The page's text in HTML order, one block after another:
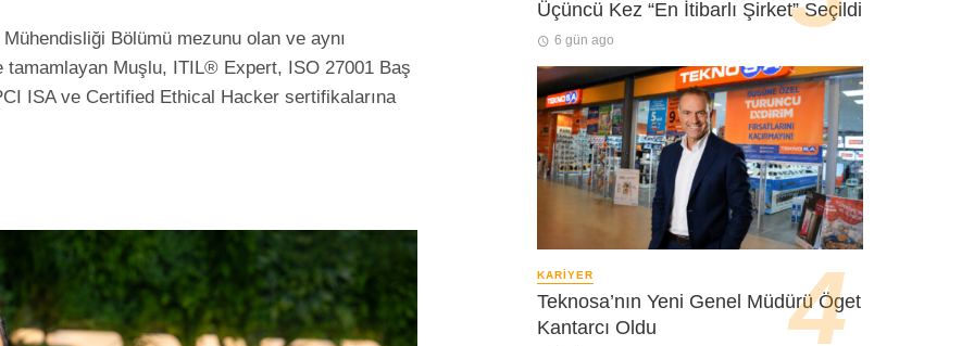
Bölümü mezunu olan ve aynı
Muşlu, ITIL® Expert, ISO 27001 Baş
ISA ve Certified Ethical Hacker sertifikalarına
Üçüncü Kez “En İtibarlı Şirket” Seçildi
6 gün ago
KARIYER
Teknosa’nın Yeni Genel Müdürü Öget
Kantarcı Oldu